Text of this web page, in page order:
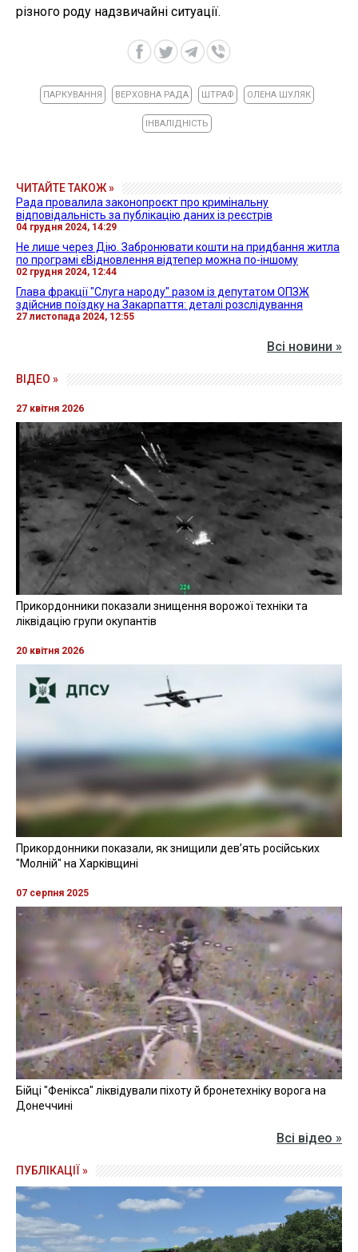
різного роду надзвичайні ситуації.
ПАРКУВАННЯ ВЕРХОВНА РАДА ШТРАФ ОЛЕНА ШУЛЯК
ІНВАЛІДНІСТЬ
ЧИТАЙТЕ ТАКОЖ »
Рада провалила законопроєкт про кримінальну
відповідальність за публікацію даних із реєстрів
04 грудня 2024, 14:29
Не лише через Дію. Забронювати кошти на придбання житла
по програмі єВідновлення відтепер можна по-іншому
02 грудня 2024, 12:44
Глава фракції "Слуга народу" разом із депутатом ОПЗЖ
здійснив поїздку на Закарпаття: деталі розслідування
27 листопада 2024, 12:55
Всі новини »
ВІДЕО »
27 квітня 2026
Прикордонники показали знищення ворожої техніки та
ліквідацію групи окупантів
20 квітня 2026
Прикордонники показали, як знищили девʼять російських
"Молній" на Харківщині
07 серпня 2025
Бійці "Фенікса" ліквідували піхоту й бронетехніку ворога на
Донеччині
Всі відео »
ПУБЛІКАЦІЇ »